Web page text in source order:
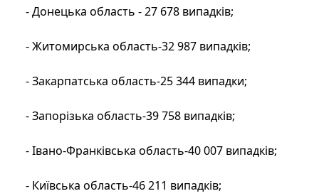
- Донецька область - 27 678 випадків;
- Житомирська область-32 987 випадків;
- Закарпатська область-25 344 випадки;
- Запорізька область-39 758 випадків;
- Івано-Франківська область-40 007 випадків;
- Київська область-46 211 випадків;